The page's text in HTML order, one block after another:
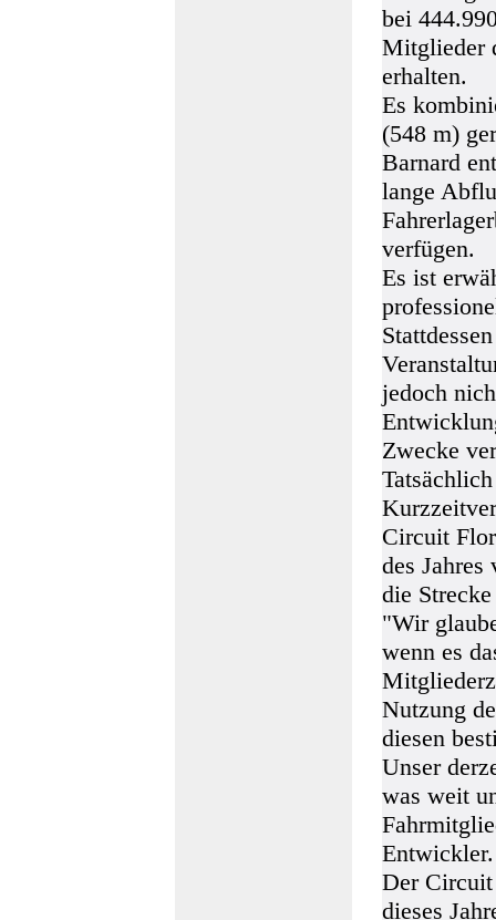
bei
Mitglieder
erhalten.
Es
(548 m)
Barnard
lange
verfügen.
Es ist
jedoch
Zwecke
Circuit
des
die
"Wir
wenn es
Nutzung
diesen
Unser
was weit
Entwickler.
Der Circuit
dieses